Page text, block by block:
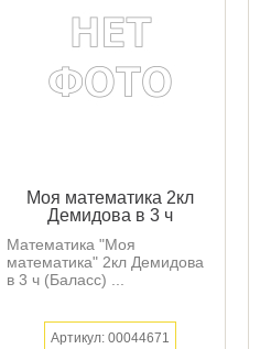
Моя математика 2кл
Демидова в 3 ч
Математика "Моя
математика" 2кл Демидова
в 3 ч (Баласс) ...
Артикул: 00044671